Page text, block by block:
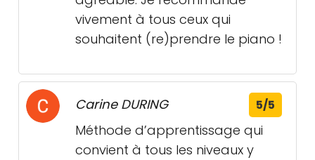
vivement à tous ceux qui
souhaitent (re)prendre le piano !
Carine DURING 5/5
Méthode d’apprentissage qui
convient à tous les niveaux y